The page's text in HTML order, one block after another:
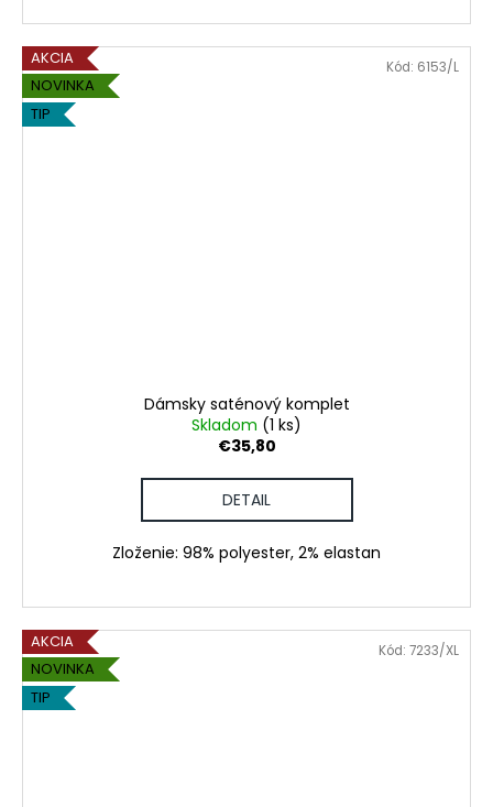
AKCIA
NOVINKA
TIP
Dámsky saténový komplet
Skladom (1 ks)
€35,80
DETAIL
Zloženie: 98% polyester, 2% elastan
Kód: 6153/L
AKCIA
NOVINKA
TIP
Kód: 7233/XL